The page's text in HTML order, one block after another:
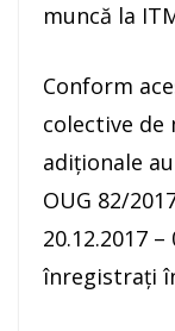
muncă la
Conform
colective de
adiţionale
OUG 82/
20.12.2017
înregistraţi